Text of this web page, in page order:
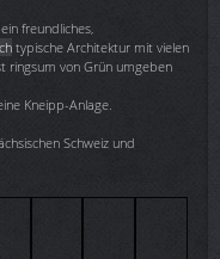
freundliches,
typische Architektur mit vielen
ringsum von Grün umgeben
Kneipp-Anlage.
Schweiz und